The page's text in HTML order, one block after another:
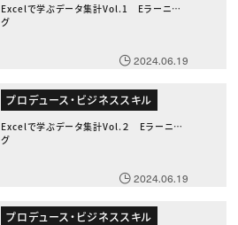
Excelで学ぶデータ集計Vol.1 Eラーニン
グ
2024.06.19
プロデュース・ビジネススキル
Excelで学ぶデータ集計Vol.２ Eラーニン
グ
2024.06.19
プロデュース・ビジネススキル